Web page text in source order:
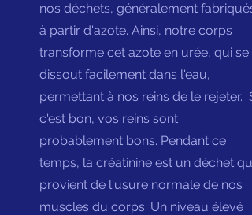
nos déchets, généralement fabriqués
à partir d'azote. Ainsi, notre corps
transforme cet azote en urée, qui se
dissout facilement dans l'eau,
permettant à nos reins de le rejeter. Si
c'est bon, vos reins sont
probablement bons. Pendant ce
temps, la créatinine est un déchet qui
provient de l'usure normale de nos
muscles du corps. Un niveau élevé